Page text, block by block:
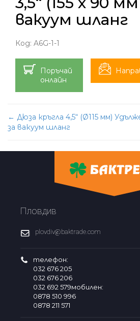
вакуум шланг
Код: A6G-1-1
Поръчай
онлайн
Post
← Дюза кръгла 4,5“ (Ø115 мм)
за вакуум шланг
Пловдив
plovdiv@baktrade.com
телефон:
032 676 205
032 676 206
032 692 579мобилен:
0878 510 996
0878 211 571